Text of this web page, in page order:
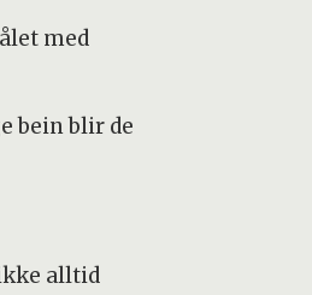
med
bein blir de
alltid